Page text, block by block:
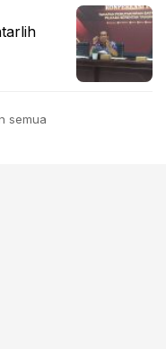
semua